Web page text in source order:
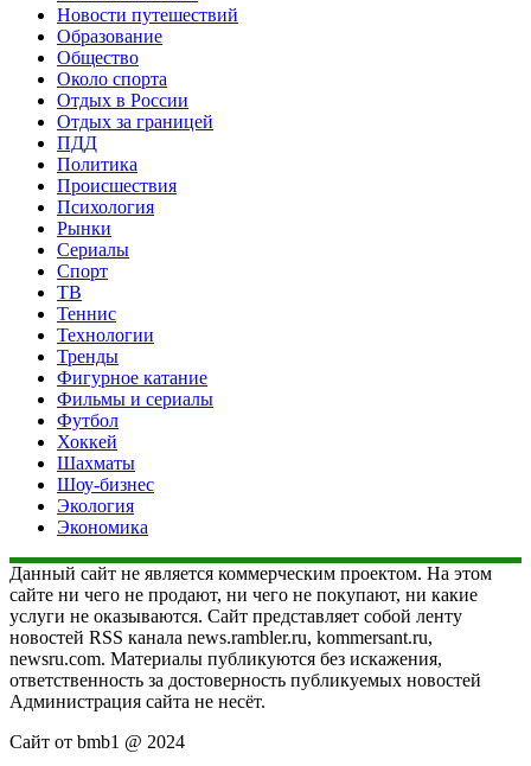
Новости путешествий
Образование
Общество
Около спорта
Отдых в России
Отдых за границей
ПДД
Политика
Происшествия
Психология
Рынки
Сериалы
Спорт
ТВ
Теннис
Технологии
Тренды
Фигурное катание
Фильмы и сериалы
Футбол
Хоккей
Шахматы
Шоу-бизнес
Экология
Экономика
Данный сайт не является коммерческим проектом. На этом
сайте ни чего не продают, ни чего не покупают, ни какие
услуги не оказываются. Сайт представляет собой ленту
новостей RSS канала news.rambler.ru, kommersant.ru,
newsru.com. Материалы публикуются без искажения,
ответственность за достоверность публикуемых новостей
Администрация сайта не несёт.
Сайт от bmb1 @ 2024